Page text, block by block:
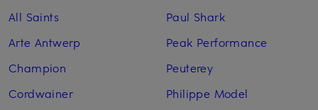
All Saints
Arte Antwerp
Champion
Cordwainer
Paul Shark
Peak Performance
Peuterey
Philippe Model